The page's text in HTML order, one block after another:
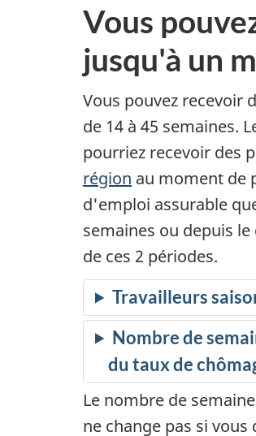
s
t
a
t
i
o
n
s
r
é
g
Vous
jusqu'à un
Vous pouvez recevoir
de 14 à 45 semaines.
pourriez recevoir des
région au moment de
d'emploi assurable
semaines ou depuis
de ces 2 périodes.
Travailleurs
Nombre de
du taux de
Le nombre de
ne change pas si